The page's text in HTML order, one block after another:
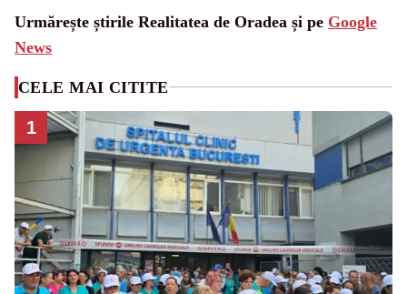
Urmărește știrile Realitatea de Oradea și pe Google
News
CELE MAI CITITE
1